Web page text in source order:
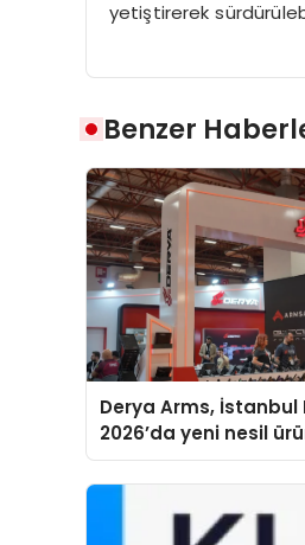
yetiştirerek
Benzer
Derya Arms, İstanbul
2026’da yeni nesil
global marka
sergiledi